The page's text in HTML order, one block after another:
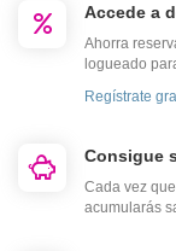
Accede a
Ahorra
logueado
Regístrate
Consigue
Cada vez
acumularás